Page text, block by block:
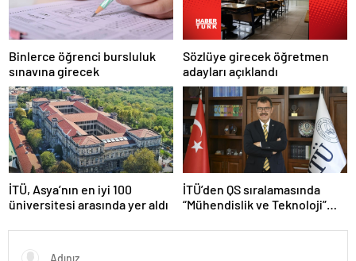
Binlerce öğrenci bursluluk
sınavına girecek
Sözlüye girecek öğretmen
adayları açıklandı
İTÜ, Asya’nın en iyi 100
üniversitesi arasında yer aldı
İTÜ’den QS sıralamasında
“Mühendislik ve Teknoloji”